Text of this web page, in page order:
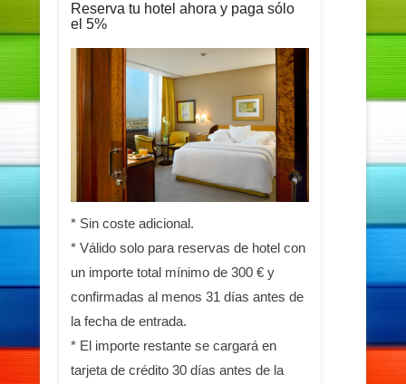
Reserva tu hotel ahora y paga sólo
el 5%
* Sin coste adicional.
* Válido solo para reservas de hotel con
un importe total mínimo de 300 € y
confirmadas al menos 31 días antes de
la fecha de entrada.
* El importe restante se cargará en
tarjeta de crédito 30 días antes de la